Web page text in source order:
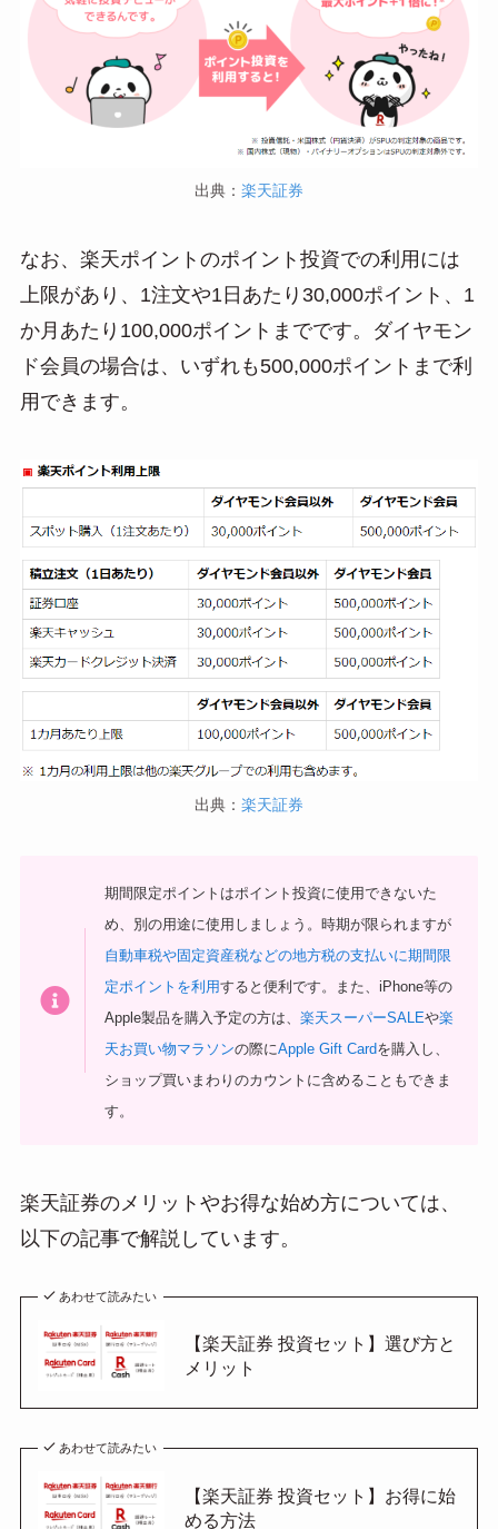
出典： 楽天証券
なお、楽天ポイントのポイント投資での利用には
上限があり、1注文や1日あたり30,000ポイント、1
か月あたり100,000ポイントまでです。ダイヤモン
ド会員の場合は、いずれも500,000ポイントまで利
用できます。
出典： 楽天証券
期間限定ポイントはポイント投資に使用できないた
め、別の用途に使用しましょう。時期が限られますが
自動車税や固定資産税などの地方税の支払いに期間限
定ポイントを利用すると便利です。また、iPhone等の
Apple製品を購入予定の方は、楽天スーパーSALEや楽
天お買い物マラソンの際にApple Gift Cardを購入し、
ショップ買いまわりのカウントに含めることもできま
す。
楽天証券のメリットやお得な始め方については、
以下の記事で解説しています。
あわせて読みたい
【楽天証券 投資セット】選び方と
メリット
あわせて読みたい
【楽天証券 投資セット】お得に始
める方法